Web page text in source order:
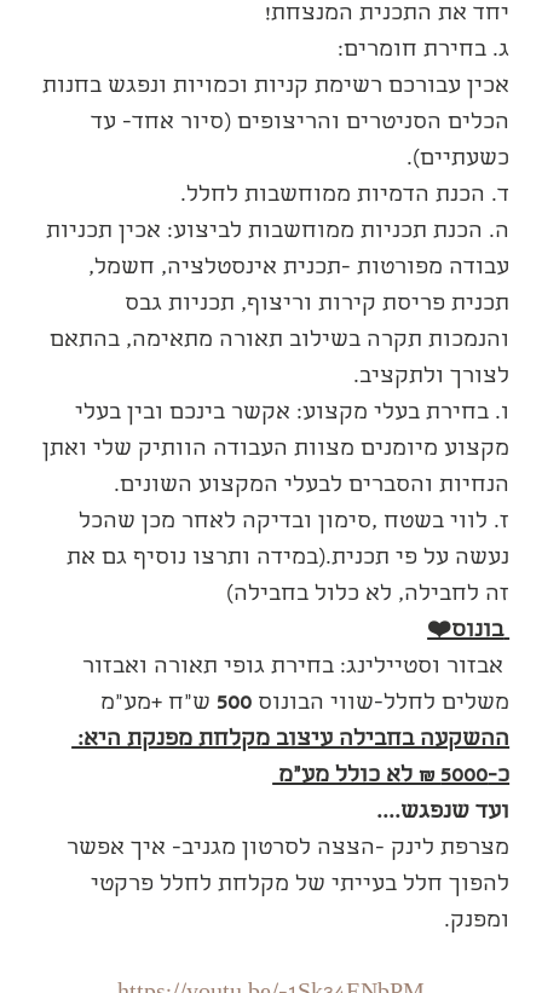
יחד את התכנית המנצחת!
ג. בחירת חומרים:
אכין עבורכם רשימת קניות וכמויות ונפגש בחנות
הכלים הסניטרים והריצופים (סיור אחד- עד
כשעתיים).
ד. הכנת הדמיות ממוחשבות לחלל.
ה. הכנת תכניות ממוחשבות לביצוע: אכין תכניות
עבודה מפורטות -תכנית אינסטלציה, חשמל,
תכנית פריסת קירות וריצוף, תכניות גבס
והנמכות תקרה בשילוב תאורה מתאימה, בהתאם
לצורך ולתקציב.
ו. בחירת בעלי מקצוע: אקשר בינכם ובין בעלי
מקצוע מיומנים מצוות העבודה הוותיק שלי ואתן
הנחיות והסברים לבעלי המקצוע השונים.
ז. לווי בשטח ,סימון ובדיקה לאחר מכן שהכל
נעשה על פי תכנית.(במידה ותרצו נוסיף גם את
זה לחבילה, לא כלול בחבילה)
בונוס❤️
אבזור וסטיילינג: בחירת גופי תאורה ואבזור
משלים לחלל-שווי הבונוס 500 ש"ח +מע"מ
ההשקעה בחבילה עיצוב מקלחת מפנקת היא:
כ-5000 ₪ לא כולל מע"מ
ועד שנפגש....
מצרפת לינק -הצצה לסרטון מגניב- איך אפשר
להפוך חלל בעייתי של מקלחת לחלל פרקטי
ומפנק.